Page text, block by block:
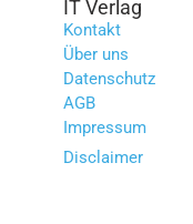
IT Verlag
Kontakt
Über uns
Datenschutz
AGB
Impressum
Disclaimer